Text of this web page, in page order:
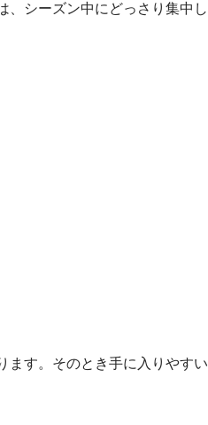
、シーズン中にどっさり集中し
ます。そのとき手に入りやすい